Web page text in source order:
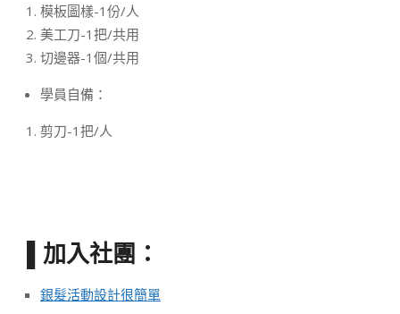
模板圖樣-1份/人
美工刀-1把/共用
切邊器-1個/共用
學員自備：
剪刀-1把/人
加入社團：
銀髮活動設計很簡單